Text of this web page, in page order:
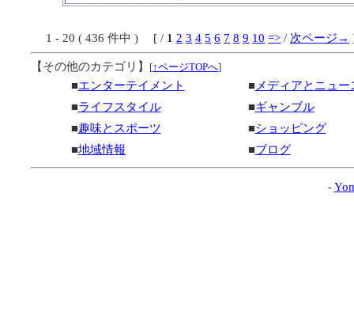
1 - 20 ( 436 件中 ) [ / 1 2 3 4 5 6 7 8 9 10 => / 次ページ→
【その他のカテゴリ】 [↑ページTOPへ]
■エンターテイメント ■メディアとニュー
■ライフスタイル ■ギャンブル
■趣味とスポーツ ■ショッピング
■地域情報 ■ブログ
-